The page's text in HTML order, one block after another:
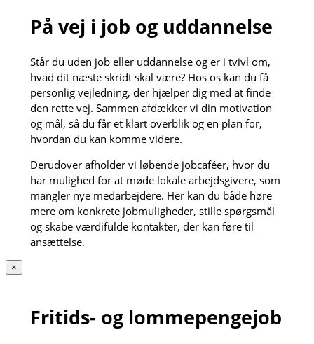
På vej i job og uddannelse
Står du uden job eller uddannelse og er i tvivl om,
hvad dit næste skridt skal være? Hos os kan du få
personlig vejledning, der hjælper dig med at finde
den rette vej. Sammen afdækker vi din motivation
og mål, så du får et klart overblik og en plan for,
hvordan du kan komme videre.
Derudover afholder vi løbende jobcaféer, hvor du
har mulighed for at møde lokale arbejdsgivere, som
mangler nye medarbejdere. Her kan du både høre
mere om konkrete jobmuligheder, stille spørgsmål
og skabe værdifulde kontakter, der kan føre til
ansættelse.
×
Fritids- og lommepengejob